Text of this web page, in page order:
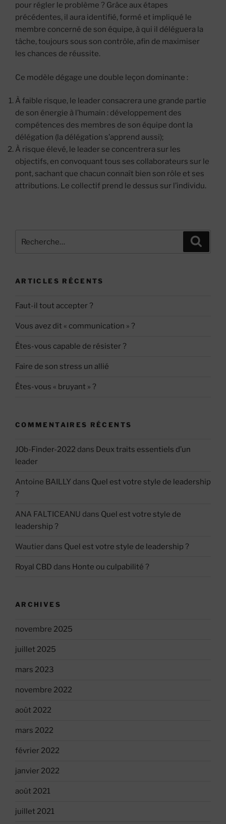
pour régler le problème ? Grâce aux étapes
précédentes, il aura identifié, formé et impliqué le
membre concerné de son équipe, à qui il déléguera la
tâche, toujours sous son contrôle, afin de maximiser
les chances de réussite.
Ce modèle dégage une double leçon dominante :
À faible risque, le leader consacrera une grande partie
de son énergie à l’humain : développement des
compétences des membres de son équipe dont la
délégation (la délégation s’apprend aussi);
À risque élevé, le leader se concentrera sur les
objectifs, en convoquant tous ses collaborateurs sur le
pont, sachant que chacun connaît bien son rôle et ses
attributions. Le collectif prend le dessus sur l’individu.
pour
ARTICLES RÉCENTS
Faut-il tout accepter ?
Vous avez dit « communication » ?
Êtes-vous capable de résister ?
Faire de son stress un allié
Êtes-vous « bruyant » ?
COMMENTAIRES RÉCENTS
JOb-Finder-2022 dans Deux traits essentiels d’un
leader
Antoine BAILLY dans Quel est votre style de leadership
?
ANA FALTICEANU dans Quel est votre style de
leadership ?
Wautier dans Quel est votre style de leadership ?
Royal CBD dans Honte ou culpabilité ?
ARCHIVES
novembre 2025
juillet 2025
mars 2023
novembre 2022
août 2022
mars 2022
février 2022
janvier 2022
août 2021
juillet 2021